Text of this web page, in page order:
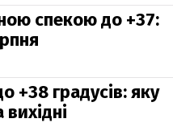
спекою до +37:
+38 градусів: яку